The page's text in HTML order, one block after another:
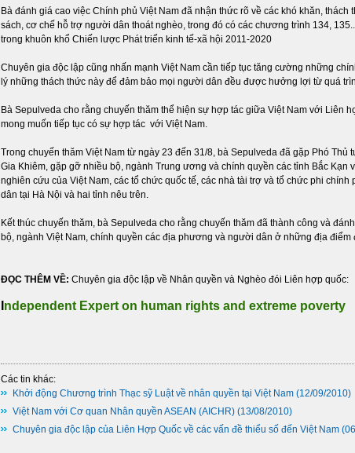
Bà đánh giá cao việc Chính phủ Việt Nam đã nhận thức rõ về các khó khăn,
sách, cơ chế hỗ trợ người dân thoát nghèo, trong đó có các chương trình 134,
trong khuôn khổ Chiến lược Phát triển kinh tế-xã hội 2011-2020
Chuyên gia độc lập cũng nhấn mạnh Việt Nam cần tiếp tục tăng cường những
lý những thách thức này để đảm bảo mọi người dân đều được hưởng lợi từ quá
Bà Sepulveda cho rằng chuyến thăm thể hiện sự hợp tác giữa Việt Nam với Liên
mong muốn tiếp tục có sự hợp tác với Việt Nam.
Trong chuyến thăm Việt Nam từ ngày 23 đến 31/8, bà Sepulveda đã gặp Phó
Gia Khiêm, gặp gỡ nhiều bộ, ngành Trung ương và chính quyền các tỉnh Bắc Kạn
nghiên cứu của Việt Nam, các tổ chức quốc tế, các nhà tài trợ và tổ chức phi
dân tại Hà Nội và hai tỉnh nêu trên.
Kết thúc chuyến thăm, bà Sepulveda cho rằng chuyến thăm đã thành công và
bộ, ngành Việt Nam, chính quyền các địa phương và người dân ở những địa điểm
ĐỌC THÊM VỀ: Chuyên gia độc lập về Nhân quyền và Nghèo đói Liên hợp quốc:
ndependent Expert on human rights and extreme poverty
Các tin khác:
Khởi động Chương trình Thạc sỹ Luật về nhân quyền tại Việt Nam (12/09/2010)
Việt Nam với Cơ quan Nhân quyền ASEAN (AICHR) (13/08/2010)
Chuyên gia độc lập của Liên Hợp Quốc về các vấn đề thiểu số đến Việt Nam